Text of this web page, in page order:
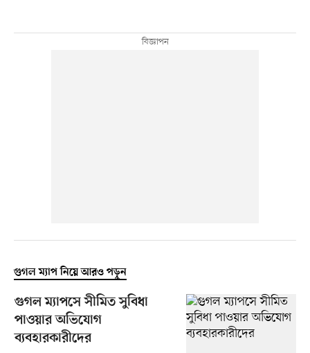
গুগল ম্যাপ নিয়ে আরও পড়ুন
গুগল ম্যাপসে সীমিত সুবিধা
পাওয়ার অভিযোগ
ব্যবহারকারীদের